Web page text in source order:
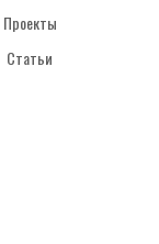
Проекты
Статьи